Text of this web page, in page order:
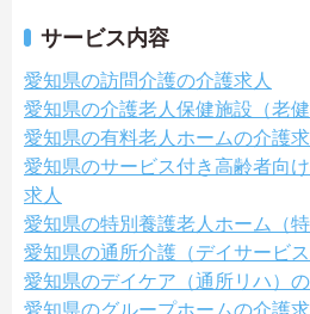
サービス内容
愛知県の訪問介護の介護求人
愛知県の介護老人保健施設（老
愛知県の有料老人ホームの介護求
愛知県のサービス付き高齢者向
求人
愛知県の特別養護老人ホーム（
愛知県の通所介護（デイサービ
愛知県のデイケア（通所リハ）
愛知県のグループホームの介護求